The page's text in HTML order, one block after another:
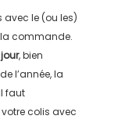
avec le (ou les)
commande.
jour, bien
l’année, la
faut
colis avec